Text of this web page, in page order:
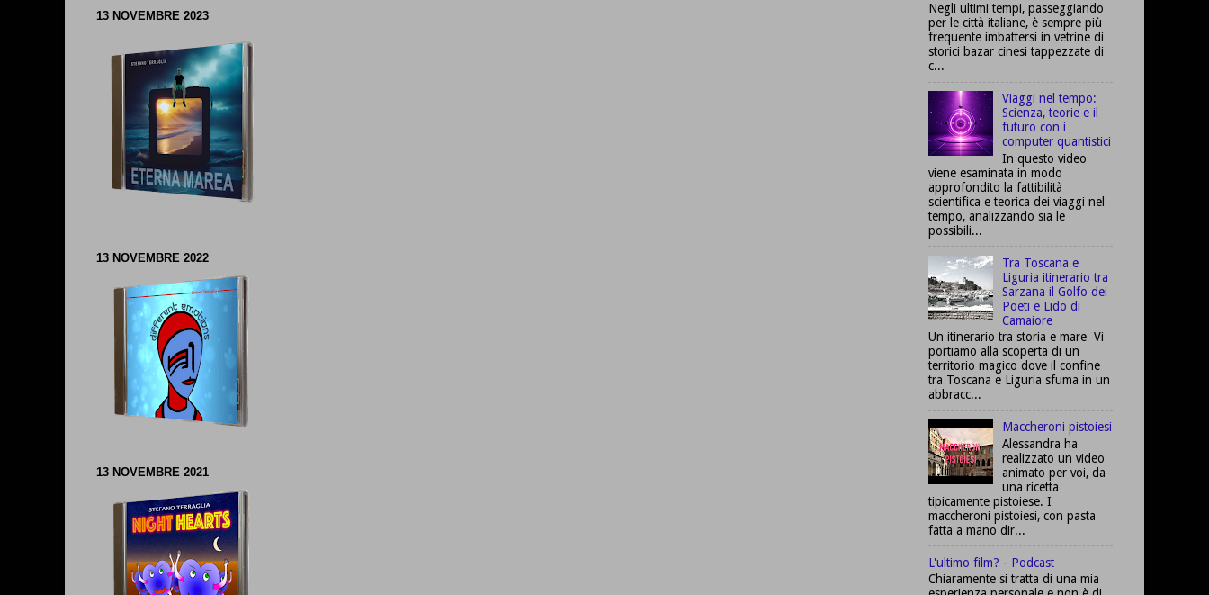
13 NOVEMBRE 2023
13 NOVEMBRE 2022
13 NOVEMBRE 2021
Negli ultimi tempi, passeggiando
per le città italiane, è sempre più
frequente imbattersi in vetrine di
storici bazar cinesi tappezzate di
c...
Viaggi nel tempo:
Scienza, teorie e il
futuro con i
computer quantistici
In questo video
viene esaminata in modo
approfondito la fattibilità
scientifica e teorica dei viaggi nel
tempo, analizzando sia le
possibili...
Tra Toscana e
Liguria itinerario tra
Sarzana il Golfo dei
Poeti e Lido di
Camaiore
Un itinerario tra storia e mare Vi
portiamo alla scoperta di un
territorio magico dove il confine
tra Toscana e Liguria sfuma in un
abbracc...
Maccheroni pistoiesi
Alessandra ha
realizzato un video
animato per voi, da
una ricetta
tipicamente pistoiese. I
maccheroni pistoiesi, con pasta
fatta a mano dir...
L'ultimo film? - Podcast
Chiaramente si tratta di una mia